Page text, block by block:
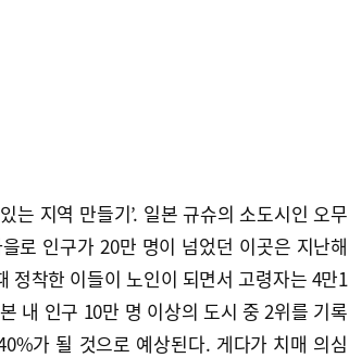
는 지역 만들기’. 일본 규슈의 소도시인 오무
로 인구가 20만 명이 넘었던 이곳은 지난해
정착한 이들이 노인이 되면서 고령자는 4만1
내 인구 10만 명 이상의 도시 중 2위를 기록
가 될 것으로 예상된다. 게다가 치매 의심